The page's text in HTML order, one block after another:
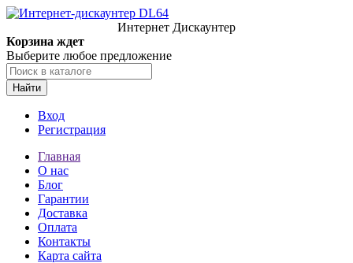
Интернет Дискаунтер
Корзина ждет
Выберите любое предложение
Найти
Вход
Регистрация
Главная
О нас
Блог
Гарантии
Доставка
Оплата
Контакты
Карта сайта